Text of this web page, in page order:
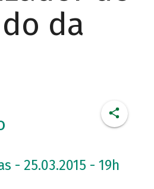
da
- 25.03.2015 - 19h